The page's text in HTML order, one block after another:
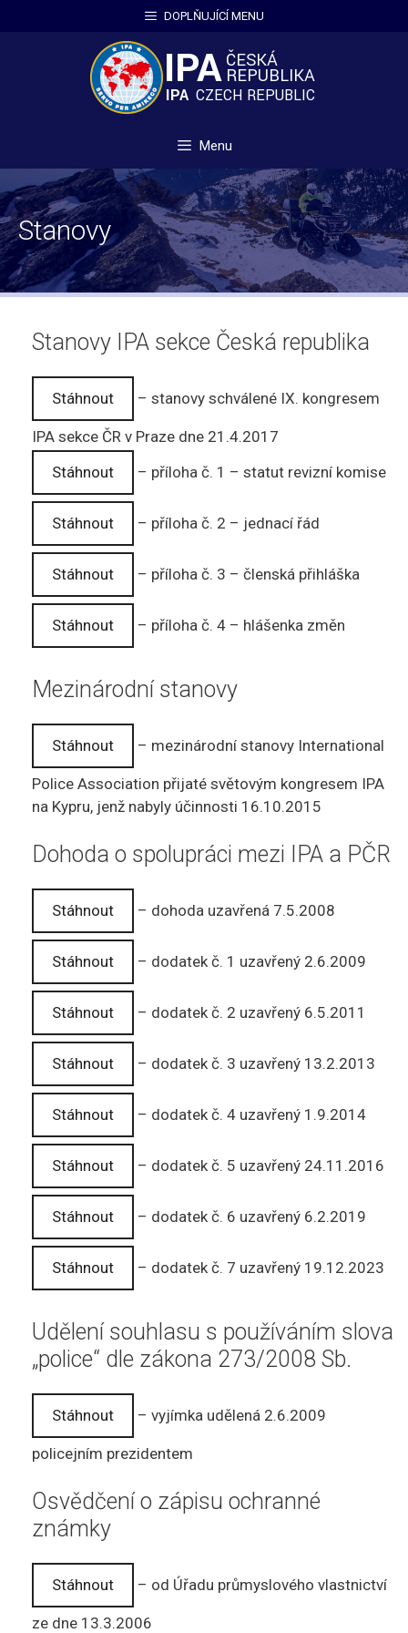
DOPLŇUJÍCÍ MENU
Menu
Stanovy
Stanovy IPA sekce Česká republika
Stáhnout – stanovy schválené IX. kongresem
IPA sekce ČR v Praze dne 21.4.2017
Stáhnout
– příloha č. 1 – statut revizní komise
Stáhnout – příloha č. 2 – jednací řád
Stáhnout – příloha č. 3 – členská přihláška
Stáhnout – příloha č. 4 – hlášenka změn
Mezinárodní stanovy
Stáhnout – mezinárodní stanovy International
Police Association přijaté světovým kongresem IPA
na Kypru, jenž nabyly účinnosti 16.10.2015
Dohoda o spolupráci mezi IPA a PČR
Stáhnout – dohoda uzavřená 7.5.2008
Stáhnout – dodatek č. 1 uzavřený 2.6.2009
Stáhnout – dodatek č. 2 uzavřený 6.5.2011
Stáhnout – dodatek č. 3 uzavřený 13.2.2013
Stáhnout – dodatek č. 4 uzavřený 1.9.2014
Stáhnout – dodatek č. 5 uzavřený 24.11.2016
Stáhnout – dodatek č. 6 uzavřený 6.2.2019
Stáhnout – dodatek č. 7 uzavřený 19.12.2023
Udělení souhlasu s používáním slova
„police“ dle zákona 273/2008 Sb.
Stáhnout – vyjímka udělená 2.6.2009
policejním prezidentem
Osvědčení o zápisu ochranné
známky
Stáhnout – od Úřadu průmyslového vlastnictví
ze dne 13.3.2006